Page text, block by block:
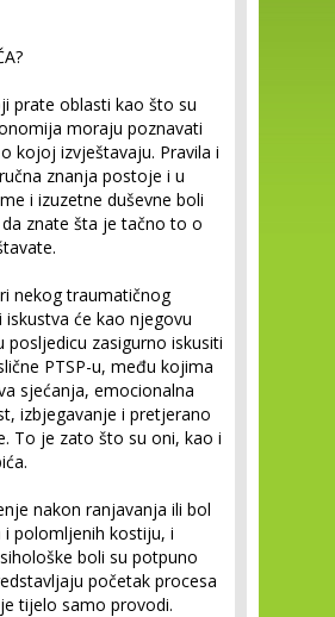
prate oblasti kao što su
moraju poznavati
kojoj izvještavaju. Pravila i
znanja postoje i u
i izuzetne duševne boli
znate šta je tačno to o
nekog traumatičnog
iskustva će kao njegovu
posljedicu zasigurno iskusiti
PTSP-u, među kojima
sjećanja, emocionalna
izbjegavanje i pretjerano
To je zato što su oni, kao i
nakon ranjavanja ili bol
polomljenih kostiju, i
boli su potpuno
početak procesa
tijelo samo provodi.